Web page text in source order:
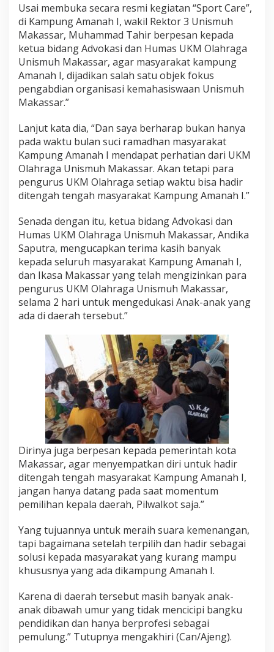
Usai membuka secara resmi kegiatan “Sport Care”,
di Kampung Amanah I, wakil Rektor 3 Unismuh
Makassar, Muhammad Tahir berpesan kepada
ketua bidang Advokasi dan Humas UKM Olahraga
Unismuh Makassar, agar masyarakat kampung
Amanah I, dijadikan salah satu objek fokus
pengabdian organisasi kemahasiswaan Unismuh
Makassar.”
Lanjut kata dia, “Dan saya berharap bukan hanya
pada waktu bulan suci ramadhan masyarakat
Kampung Amanah I mendapat perhatian dari UKM
Olahraga Unismuh Makassar. Akan tetapi para
pengurus UKM Olahraga setiap waktu bisa hadir
ditengah tengah masyarakat Kampung Amanah I.”
Senada dengan itu, ketua bidang Advokasi dan
Humas UKM Olahraga Unismuh Makassar, Andika
Saputra, mengucapkan terima kasih banyak
kepada seluruh masyarakat Kampung Amanah I,
dan Ikasa Makassar yang telah mengizinkan para
pengurus UKM Olahraga Unismuh Makassar,
selama 2 hari untuk mengedukasi Anak-anak yang
ada di daerah tersebut.”
Dirinya juga berpesan kepada pemerintah kota
Makassar, agar menyempatkan diri untuk hadir
ditengah tengah masyarakat Kampung Amanah I,
jangan hanya datang pada saat momentum
pemilihan kepala daerah, Pilwalkot saja.”
Yang tujuannya untuk meraih suara kemenangan,
tapi bagaimana setelah terpilih dan hadir sebagai
solusi kepada masyarakat yang kurang mampu
khususnya yang ada dikampung Amanah I.
Karena di daerah tersebut masih banyak anak-
anak dibawah umur yang tidak mencicipi bangku
pendidikan dan hanya berprofesi sebagai
pemulung.” Tutupnya mengakhiri (Can/Ajeng).